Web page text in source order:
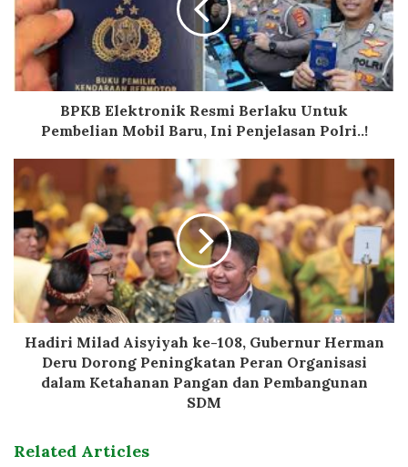
BPKB Elektronik Resmi Berlaku Untuk
Pembelian Mobil Baru, Ini Penjelasan Polri..!
Hadiri Milad Aisyiyah ke-108, Gubernur Herman
Deru Dorong Peningkatan Peran Organisasi
dalam Ketahanan Pangan dan Pembangunan
SDM
Related Articles